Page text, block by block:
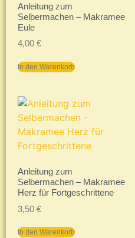
Anleitung zum
Selbermachen – Makramee
Eule
4,00 €
In den Warenkorb
Anleitung zum
Selbermachen – Makramee
Herz für Fortgeschrittene
3,50 €
In den Warenkorb